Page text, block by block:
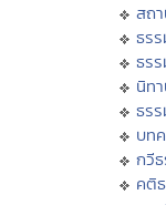
สถ
ธร
ธร
นิท
ธร
บท
กวี
คติ